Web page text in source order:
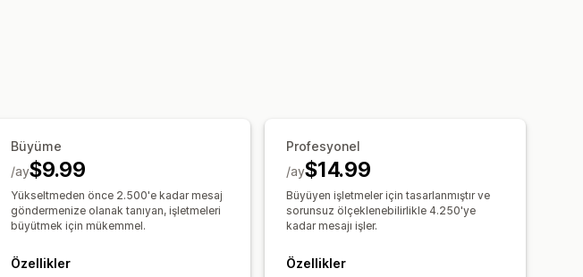
Hoş geldiniz mesajları Sohbet düğmeleri Etiketleme
Sohbet akışları
Büyüme
$9.99
/ay
Yükseltmeden önce 2.500'e kadar mesaj
göndermenize olanak tanıyan, işletmeleri
büyütmek için mükemmel.
Özellikler
Profesyonel
$14.99
/ay
Büyüyen işletmeler için tasarlanmıştır ve
sorunsuz ölçeklenebilirlikle 4.250'ye
kadar mesajı işler.
Özellikler